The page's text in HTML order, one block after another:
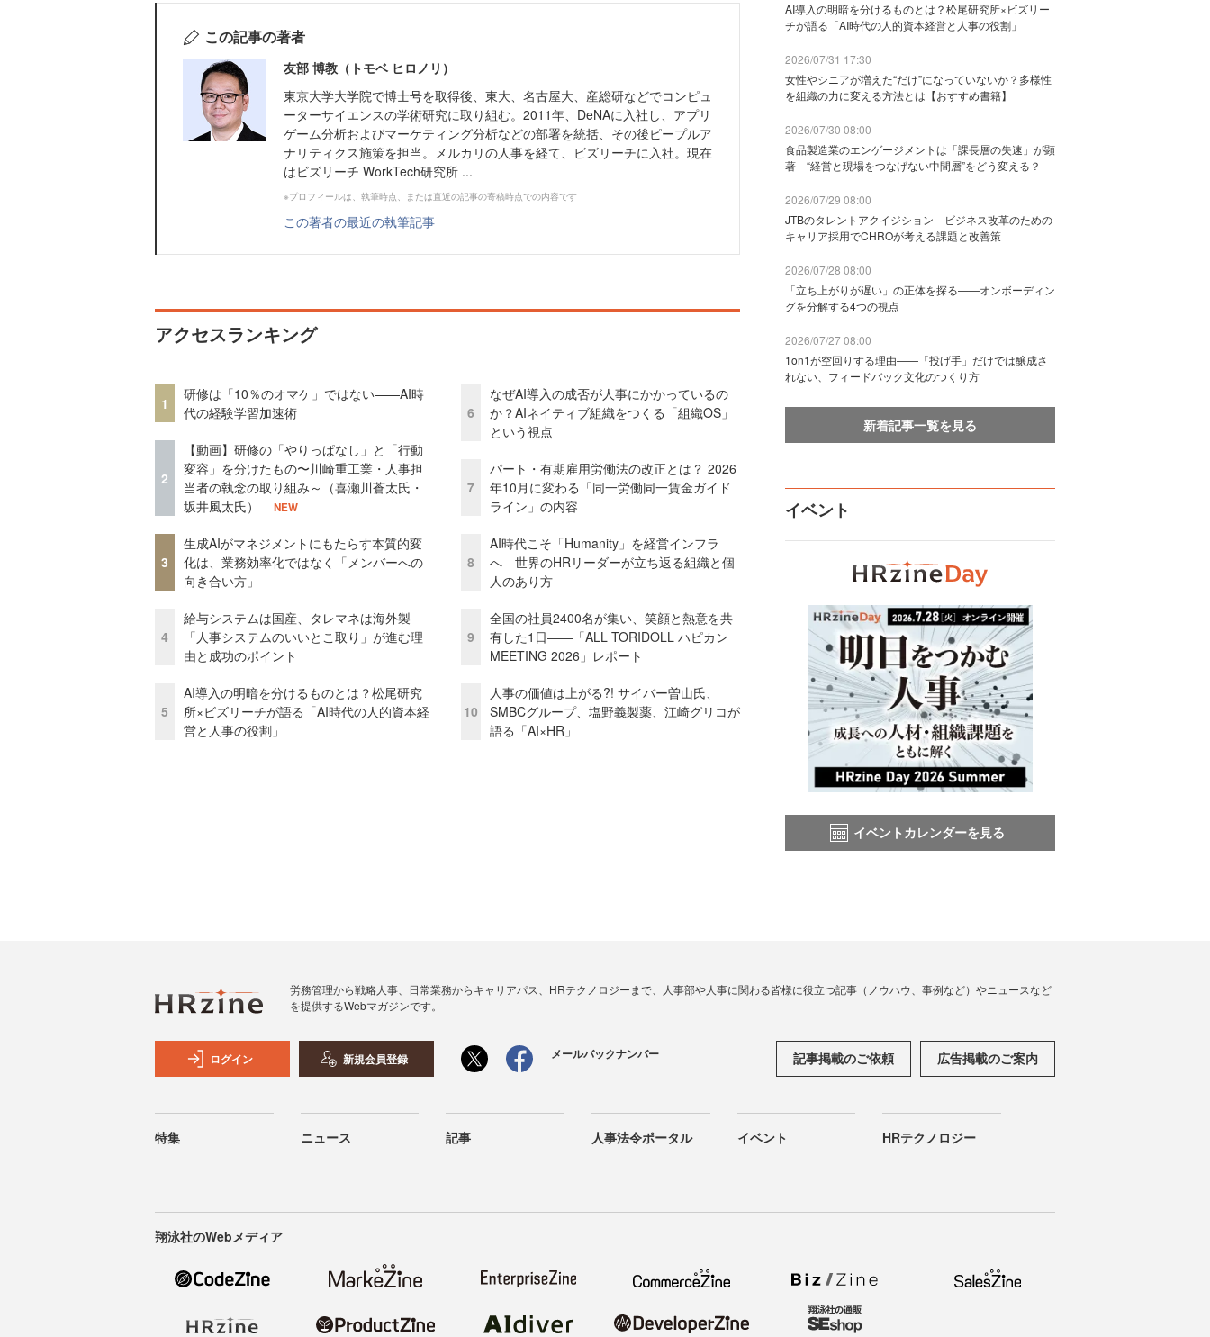
この記事の著者
友部 博教（トモベ ヒロノリ）
東京大学大学院で博士号を取得後、東大、名古屋大、産総研などでコンピュ
ーターサイエンスの学術研究に取り組む。2011年、DeNAに入社し、アプリ
ゲーム分析およびマーケティング分析などの部署を統括、その後ピープルア
ナリティクス施策を担当。メルカリの人事を経て、ビズリーチに入社。現在
はビズリーチ WorkTech研究所 ...
※プロフィールは、執筆時点、または直近の記事の寄稿時点での内容です
この著者の最近の執筆記事
アクセスランキング
1
研修は「10％のオマケ」ではない——AI時
代の経験学習加速術
2
【動画】研修の「やりっぱなし」と「行動
変容」を分けたもの〜川崎重工業・人事担
当者の執念の取り組み～（喜瀬川蒼太氏・
坂井風太氏）
NEW
3
生成AIがマネジメントにもたらす本質的変
化は、業務効率化ではなく「メンバーへの
向き合い方」
4
給与システムは国産、タレマネは海外製
「人事システムのいいとこ取り」が進む理
由と成功のポイント
5
AI導入の明暗を分けるものとは？松尾研究
所×ビズリーチが語る「AI時代の人的資本経
営と人事の役割」
6
なぜAI導入の成否が人事にかかっているの
か？AIネイティブ組織をつくる「組織OS」
という視点
7
パート・有期雇用労働法の改正とは？ 2026
年10月に変わる「同一労働同一賃金ガイド
ライン」の内容
8
AI時代こそ「Humanity」を経営インフラ
へ 世界のHRリーダーが立ち返る組織と個
人のあり方
9
全国の社員2400名が集い、笑顔と熱意を共
有した1日――「ALL TORIDOLL ハピカン
MEETING 2026」レポート
10
人事の価値は上がる?! サイバー曽山氏、
SMBCグループ、塩野義製薬、江崎グリコが
語る「AI×HR」
AI導入の明暗を分けるものとは？松尾研究所×ビズリー
チが語る「AI時代の人的資本経営と人事の役割」
2026/07/31 17:30
女性やシニアが増えた“だけ”になっていないか？多様性
を組織の力に変える方法とは【おすすめ書籍】
2026/07/30 08:00
食品製造業のエンゲージメントは「課長層の失速」が顕
著 “経営と現場をつなげない中間層”をどう変える？
2026/07/29 08:00
JTBのタレントアクイジション ビジネス改革のための
キャリア採用でCHROが考える課題と改善策
2026/07/28 08:00
「立ち上がりが遅い」の正体を探る——オンボーディン
グを分解する4つの視点
2026/07/27 08:00
1on1が空回りする理由——「投げ手」だけでは醸成さ
れない、フィードバック文化のつくり方
新着記事一覧を見る
イベント
イベントカレンダーを見る
労務管理から戦略人事、日常業務からキャリアパス、HRテクノロジーまで、人事部や人事に関わる皆様に役立つ記事（ノウハウ、事例など）やニュースなど
を提供するWebマガジンです。
ログイン 新規会員登録 メールバックナンバー 記事掲載のご依頼 広告掲載のご案内
特集 ニュース 記事 人事法令ポータル イベント HRテクノロジー
翔泳社のWebメディア